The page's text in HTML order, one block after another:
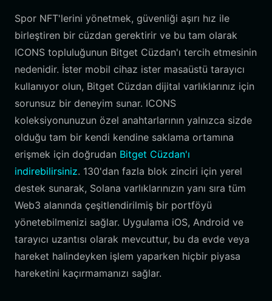
Spor NFT'lerini yönetmek, güvenliği aşırı hız ile
birleştiren bir cüzdan gerektirir ve bu tam olarak
ICONS topluluğunun Bitget Cüzdan'ı tercih etmesinin
nedenidir. İster mobil cihaz ister masaüstü tarayıcı
kullanıyor olun, Bitget Cüzdan dijital varlıklarınız için
sorunsuz bir deneyim sunar. ICONS
koleksiyonunuzun özel anahtarlarının yalnızca sizde
olduğu tam bir kendi kendine saklama ortamına
erişmek için doğrudan Bitget Cüzdan'ı
indirebilirsiniz. 130'dan fazla blok zinciri için yerel
destek sunarak, Solana varlıklarınızın yanı sıra tüm
Web3 alanında çeşitlendirilmiş bir portföyü
yönetebilmenizi sağlar. Uygulama iOS, Android ve
tarayıcı uzantısı olarak mevcuttur, bu da evde veya
hareket halindeyken işlem yaparken hiçbir piyasa
hareketini kaçırmamanızı sağlar.